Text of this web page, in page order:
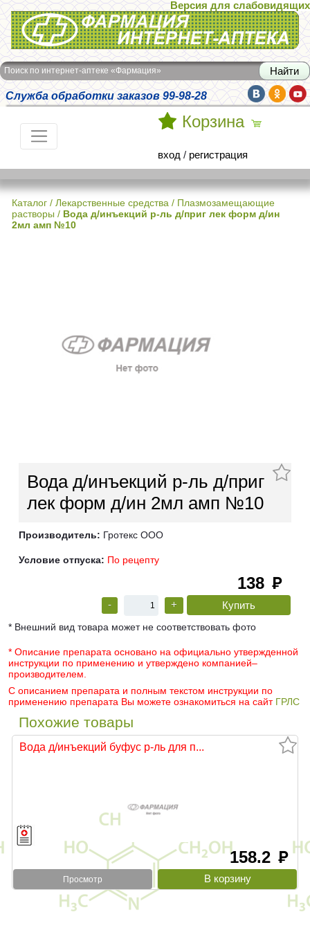
Интернет-аптека Фармация
Версия для слабовидящих
Поиск по интернет-аптеке «Фармация»
Служба обработки заказов 99-98-28
Корзина
вход / регистрация
Каталог / Лекарственные средства / Плазмозамещающие
растворы / Вода д/инъекций р-ль д/приг лек форм д/ин
2мл амп №10
Вода д/инъекций р-ль д/приг
лек форм д/ин 2мл амп №10
Производитель: Гротекс ООО
Условие отпуска: По рецепту
138 руб
- +
* Внешний вид товара может не соответствовать фото
* Описание препарата основано на официально утвержденной
инструкции по применению и утверждено компанией–
производителем.
С описанием препарата и полным текстом инструкции по
применению препарата Вы можете ознакомиться на сайт ГРЛС
Похожие товары
Вода д/инъекций буфус р-ль для п...
158.2 руб
Просмотр